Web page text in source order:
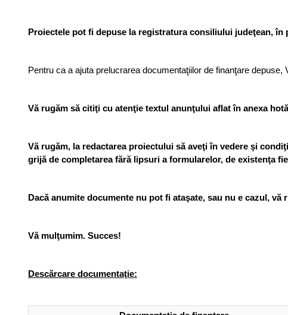
Proiectele pot fi depuse la registratura consiliului judeţean, în
Pentru ca a ajuta prelucrarea documentaţiilor de finanţare
Vă rugăm să citiţi cu atenţie textul anunţului aflat în anexa
Vă rugăm, la redactarea proiectului să aveţi în vedere şi
grijă de completarea fără lipsuri a formularelor, de existenţa
Dacă anumite documente nu pot fi ataşate, sau nu e cazul,
Vă mulţumim. Succes!
Descărcare documentaţie: